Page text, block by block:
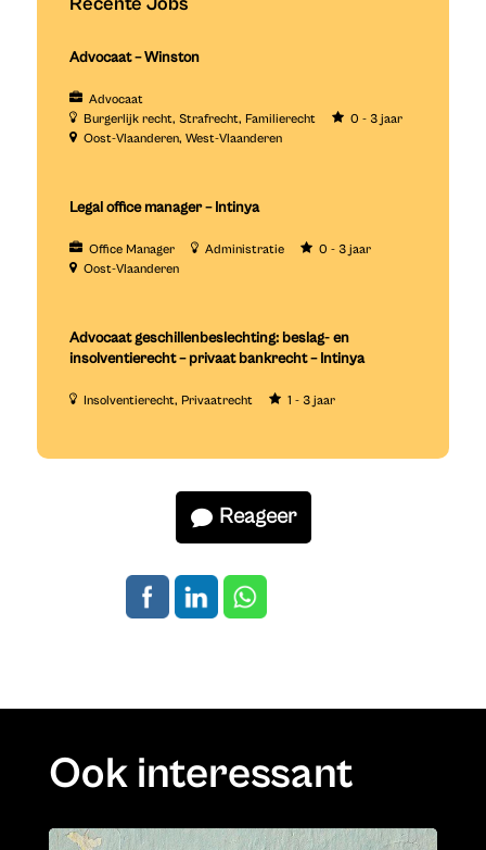
Advocaat – Winston
Advocaat
Burgerlijk recht Strafrecht Familierecht
0 - 3 jaar
Oost-Vlaanderen West-Vlaanderen
Legal office manager – Intinya
Office Manager Administratie
0 - 3 jaar
Oost-Vlaanderen
Advocaat geschillenbeslechting: beslag- en
insolventierecht – privaat bankrecht – Intinya
Insolventierecht Privaatrecht 1 - 3 jaar
Reageer
Ook interessant